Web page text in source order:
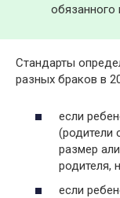
обязанного
Стандарты
разных браков в
если
(родители
размер
родителя,
если